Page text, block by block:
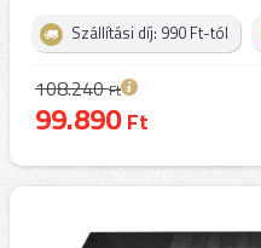
Szállítási díj: 990 Ft-tól
108.240Ft
99.890Ft